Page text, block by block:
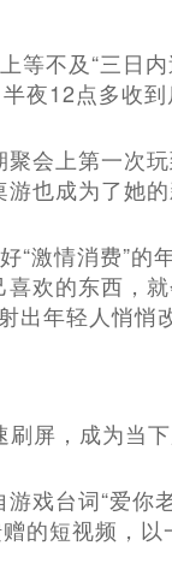
等不及“三日
夜12点多收到
会上第一次
也成为了她的
激情消费”的
欢的东西，
出年轻人悄悄
屏，成为当
戏台词“爱你
的短视频，